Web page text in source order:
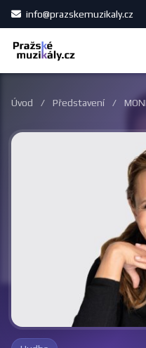
info@prazskemuzikaly.cz
Úvod / Představení /